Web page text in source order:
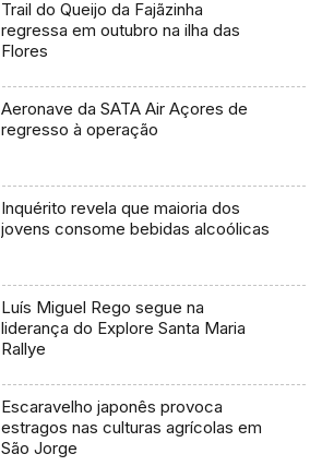
Trail do Queijo da Fajãzinha
regressa em outubro na ilha das
Flores
Aeronave da SATA Air Açores de
regresso à operação
Inquérito revela que maioria dos
jovens consome bebidas alcoólicas
Luís Miguel Rego segue na
liderança do Explore Santa Maria
Rallye
Escaravelho japonês provoca
estragos nas culturas agrícolas em
São Jorge